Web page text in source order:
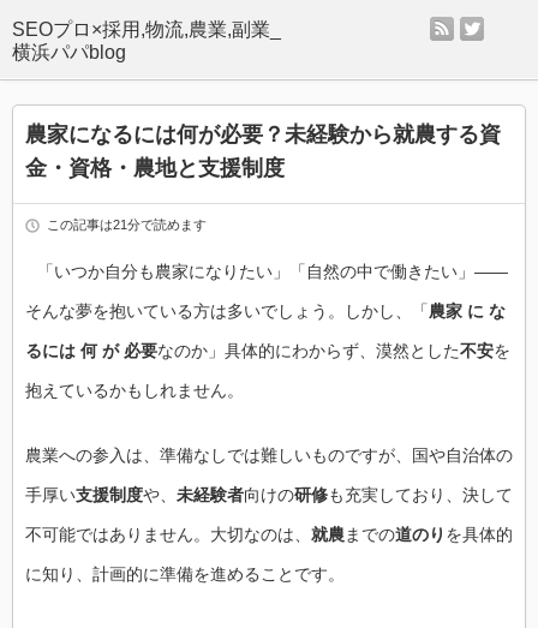
SEOプロ×採用,物流,農業,副業_
横浜パパblog
rss
農家になるには何が必要？未経験から就農する資
金・資格・農地と支援制度
この記事は21分で読めます
「いつか自分も農家になりたい」「自然の中で働きたい」――
そんな夢を抱いている方は多いでしょう。しかし、「農家 に な
るには 何 が 必要なのか」具体的にわからず、漠然とした不安を
抱えているかもしれません。
農業への参入は、準備なしでは難しいものですが、国や自治体の
手厚い支援制度や、 未経験者向けの研修も充実しており、決して
不可能ではありません。大切なのは、 就農 までの道のり を具体的
に知り、計画的に準備を進めることです。